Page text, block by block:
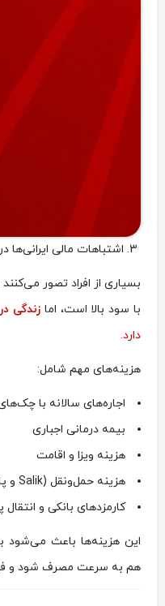
بسیاری از افراد تصور
با سود بالا است، امازندگی
دارد.
هزینه‌های مهم شامل:
اجاره‌های سالانه با
بیمه درمانی اجباری
هزینه ویزا و اقامت
هزینه حمل‌ونقل (Salik و پارکینگ)
کارمزدهای بانکی و انتقال
این هزینه‌ها باعث می‌شود
هم به سرعت مصرف شود و